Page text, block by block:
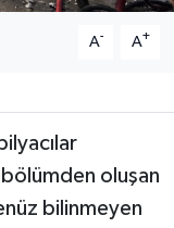
A- A+
bölümden oluşan
bilinmeyen